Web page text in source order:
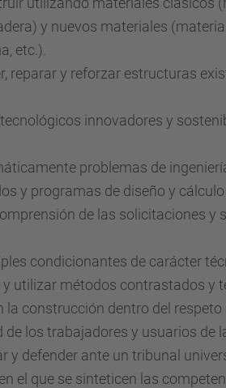
y nuevos materiales
etc.).
reparar y reforzar estructuras
innovadores y
problemas de
y programas de diseño y
de las solicitaciones y
condicionantes de carácter
utilizar métodos contrastados y
la construcción dentro del
de los trabajadores y usuarios de
y defender ante un tribunal
el que se sinteticen las